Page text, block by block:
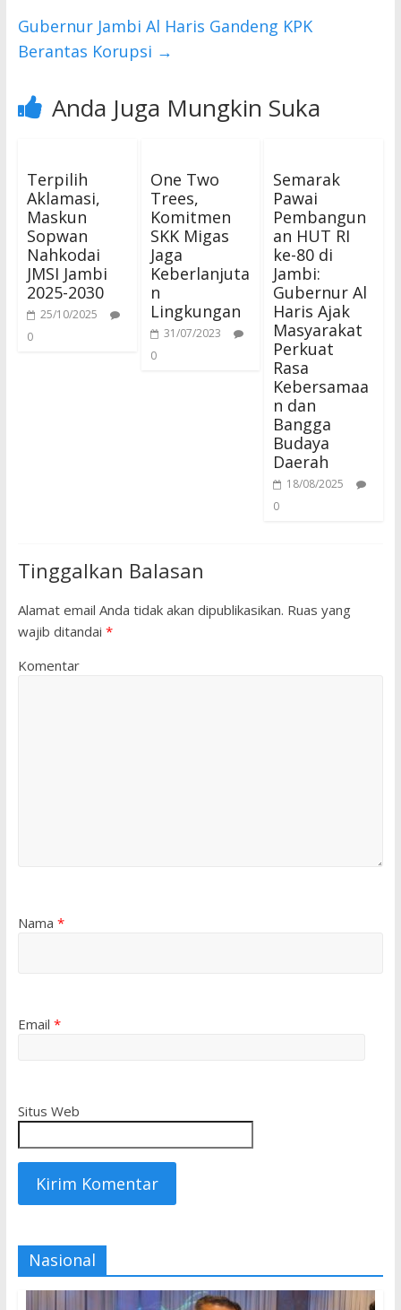
Gubernur Jambi Al Haris Gandeng KPK
Berantas Korupsi →
Anda Juga Mungkin Suka
Terpilih
Aklamasi,
Maskun
Sopwan
Nahkodai
JMSI Jambi
2025-2030
25/10/2025
0
One Two
Trees,
Komitmen
SKK Migas
Jaga
Keberlanjuta
n
Lingkungan
31/07/2023
0
Semarak
Pawai
Pembangun
an HUT RI
ke-80 di
Jambi:
Gubernur Al
Haris Ajak
Masyarakat
Perkuat
Rasa
Kebersamaa
n dan
Bangga
Budaya
Daerah
18/08/2025
0
Tinggalkan Balasan
Alamat email Anda tidak akan dipublikasikan. Ruas yang
wajib ditandai *
Komentar
Nama *
Email *
Situs Web
Nasional